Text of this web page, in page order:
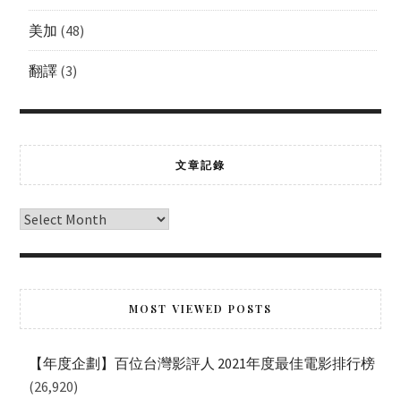
美加 (48)
翻譯(3)
文章記錄
MOST VIEWED POSTS
【年度企劃】百位台灣影評人 2021年度最佳電影排行榜
(26,920)